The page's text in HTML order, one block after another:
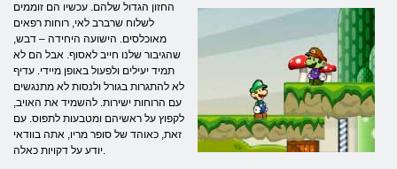
החזון הגדול שלהם. עכשיו הם זוממים
לשלוח שרברב לאי, רוחות רפאים
מאוכלסים. הישועה היחידה – דבש,
שהגיבור שלנו חייב לאסוף. אבל הם לא
תמיד יעילים ולפעול באופן מיידי. עדיף
לא להתגרות בגורל ולנסות לא מתנגשים
עם הרוחות ישירות. להשמיד את האויב,
לקפוץ על ראשיהם ומטבעות לתפוס. עם
זאת, כאוהד של סופר מריו, אתה בוודאי
יודע על דקויות כאלה.